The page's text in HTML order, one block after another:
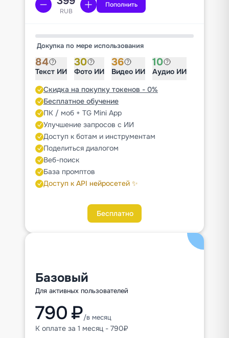
RUB
Пополнить
Докупка по мере использования
84
Текст ИИ
30
Фото ИИ
36
Видео ИИ
10
Аудио ИИ
Скидка на покупку токенов - 0%
Бесплатное обучение
ПК / моб + TG Mini App
Улучшение запросов с ИИ
Доступ к ботам и инструментам
Поделиться диалогом
Веб-поиск
База промптов
Доступ к API нейросетей ✨
Бесплатно
Базовый
Для активных пользователей
790 ₽/в месяц
К оплате за 1 месяц - 790₽